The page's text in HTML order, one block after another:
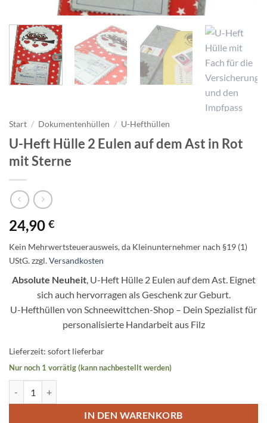
Start / Dokumentenhüllen / U-Hefthüllen
U-Heft Hülle 2 Eulen auf dem Ast in Rot
mit Sterne
24,90 €
Kein Mehrwertsteuerausweis, da Kleinunternehmer nach §19 (1)
UStG.zzgl.Versandkosten
Absolute Neuheit, U-Heft Hülle 2 Eulen auf dem Ast. Eignet
sich auch hervorragen als Geschenk zur Geburt.
U-Hefthüllen von Schneewittchen-Shop – Dein Spezialist für
personalisierte Handarbeit aus Filz
Lieferzeit: sofort lieferbar
Nur noch 1 vorrätig (kann nachbestellt werden)
IN DEN WARENKORB